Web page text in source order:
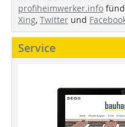
profiheimwerker.info
Xing, Twitter und
Service